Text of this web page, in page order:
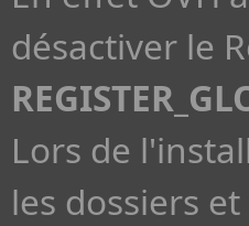
désactiver le
Lors de
les dossiers